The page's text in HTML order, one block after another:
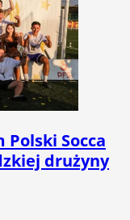
Socca
drużyny